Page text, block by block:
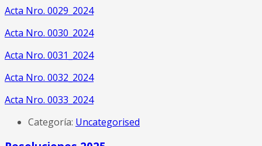
Acta Nro. 0029_2024
Acta Nro. 0030_2024
Acta Nro. 0031_2024
Acta Nro. 0032_2024
Acta Nro. 0033_2024
Categoría: Uncategorised